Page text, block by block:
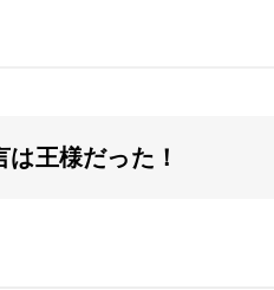
は王様だった！